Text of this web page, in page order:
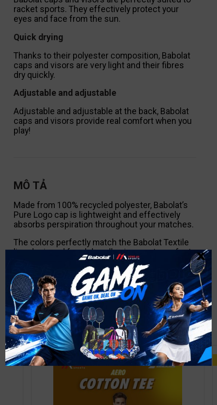
racket sports. They effectively protect your
eyes and face from the sun.
Quick drying
Thanks to their polyester composition, Babolat
caps and visors are very light and their fibres
dry quickly.
Adjustable and adjustable
Adjustable and adjustable at the back, Babolat
caps and visors provide real comfort when you
play!
MÔ TẢ
Made from 100% recycled polyester, Babolat’s
Pure Logo cap is lightweight and effectively
absorbs perspiration throughout your matches.
The colors perfectly match the Babolat Textile
line designed for clubs, allowing you to perfect
SẢN PHẨM ĐƯỢC MUA CÙNG
GIẢM GIÁ!
x